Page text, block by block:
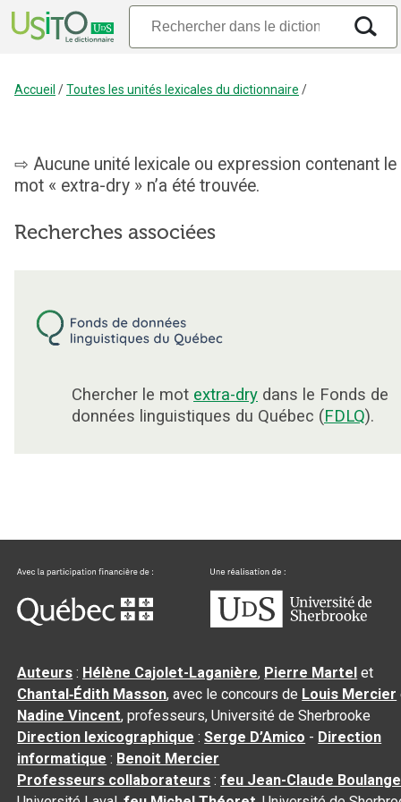
Accueil /Toutes les unités lexicales du dictionnaire /
Aucune unité lexicale ou expression contenant le
mot « extra-dry » n’a été trouvée.
Recherches associées
Chercher le mot extra-dry dans le Fonds de
données linguistiques du Québec (FDLQ).
Auteurs : Hélène Cajolet-Laganière, Pierre Martel et
Chantal‑Édith Masson, avec le concours de Louis Mercier
Nadine Vincent, professeurs, Université de Sherbrooke
Direction lexicographique :Serge D’Amico - Direction
informatique : Benoit Mercier
Professeurs collaborateurs :feu Jean-Claude